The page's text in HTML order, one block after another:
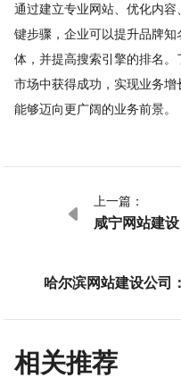
通过建立专业网站、优化内
键步骤，企业可以提升品牌
体，并提高搜索引擎的排名
市场中获得成功，实现业务
能够迈向更广阔的业务前景。

上一篇：
咸宁网站建
哈尔滨网站建设公司
相关推荐